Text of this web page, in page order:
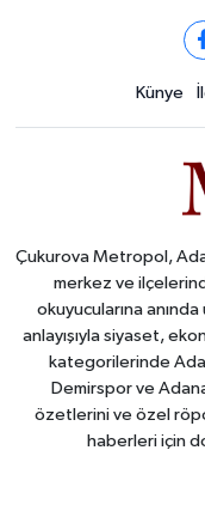
Künye
Çukurova Metropol,
merkez ve
okuyucularına
anlayışıyla siyaset,
kategorilerinde
Demirspor ve
özetlerini ve özel
haberleri için